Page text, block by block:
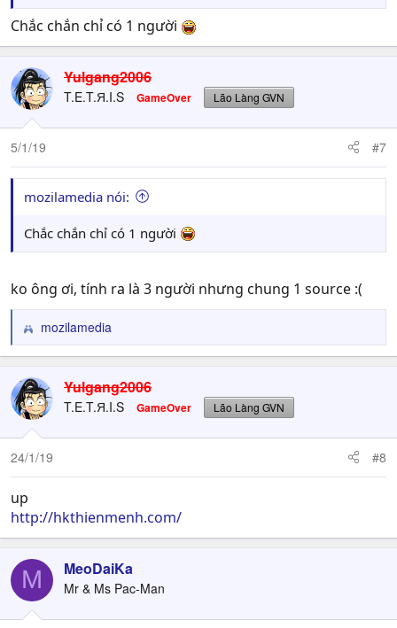
Chắc chắn chỉ có 1 người
Yulgang2006
T.E.T.Я.I.S GameOver Lão Làng GVN
5/1/19 #7
mozilamedia nói:
Chắc chắn chỉ có 1 người
ko ông ơi, tính ra là 3 người nhưng chung 1 source :(
R
e
c
t
i
o
n
s
mozilamedia
Yulgang2006
T.E.T.Я.I.S GameOver Lão Làng GVN
24/1/19 #8
up
http://hkthienmenh.com/
M MeoDaiKa
Mr & Ms Pac-Man